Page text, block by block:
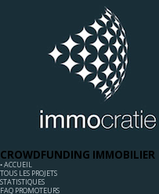
CROWDFUNDING IMMOBILIER
◦ ACCUEIL
TOUS LES PROJETS
STATISTIQUES
FAQ PROMOTEURS